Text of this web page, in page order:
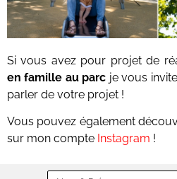
Si vous avez pour projet de
en famille au parc je vous
parler de votre projet !
Vous pouvez également
sur mon compte Instagram !